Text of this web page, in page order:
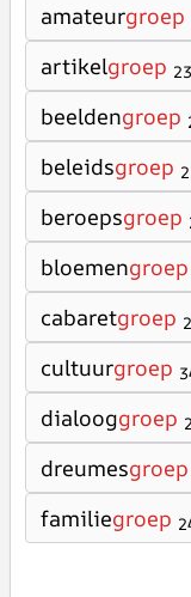
amateurgroep
artikelgroep 23
beeldengroep
beleidsgroep
beroepsgroep
bloemengroep
cabaretgroep
cultuurgroep
dialooggroep
dreumesgroep
familiegroep